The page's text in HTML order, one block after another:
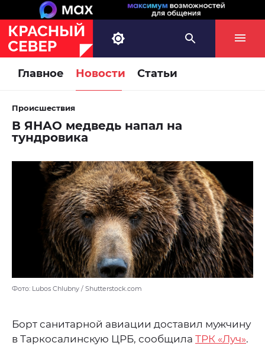
Главное Новости Статьи
Происшествия
В ЯНАО медведь напал на
тундровика
Фото: Lubos Chlubny / Shutterstock.com
Борт санитарной авиации доставил мужчину
в Таркосалинскую ЦРБ, сообщила ТРК «Луч».